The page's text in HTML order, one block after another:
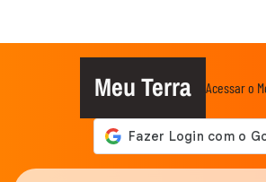
Meu Terra Acessar o